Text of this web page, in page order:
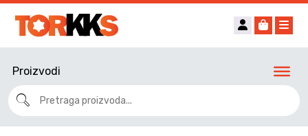
Account
Cart
Proizvodi